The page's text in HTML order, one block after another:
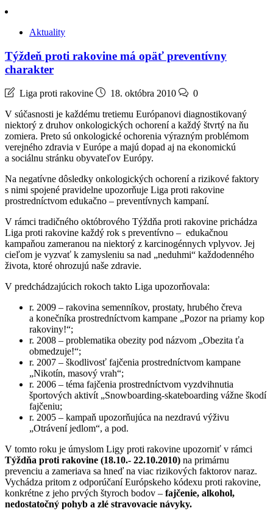
Aktuality
Týždeň proti rakovine má opäť preventívny
charakter
Liga proti rakovine 18. októbra 2010
0
V súčasnosti je každému tretiemu Európanovi diagnostikovaný
niektorý z druhov onkologických ochorení a každý štvrtý na ňu
zomiera. Preto sú onkologické ochorenia výrazným problémom
verejného zdravia v Európe a majú dopad aj na ekonomickú
a sociálnu stránku obyvateľov Európy.
Na negatívne dôsledky onkologických ochorení a rizikové faktory
s nimi spojené pravidelne upozorňuje Liga proti rakovine
prostredníctvom edukačno – preventívnych kampaní.
V rámci tradičného októbrového Týždňa proti rakovine prichádza
Liga proti rakovine každý rok s preventívno – edukačnou
kampaňou zameranou na niektorý z karcinogénnych vplyvov. Jej
cieľom je vyzvať k zamysleniu sa nad „neduhmi“ každodenného
života, ktoré ohrozujú naše zdravie.
V predchádzajúcich rokoch takto Liga upozorňovala:
r. 2009 – rakovina semenníkov, prostaty, hrubého čreva
a konečníka prostredníctvom kampane „Pozor na priamy kop
rakoviny!“;
r. 2008 – problematika obezity pod názvom „Obezita ťa
obmedzuje!“;
r. 2007 – škodlivosť fajčenia prostredníctvom kampane
„Nikotín, masový vrah“;
r. 2006 – téma fajčenia prostredníctvom vyzdvihnutia
športových aktivít „Snowboarding-skateboarding vážne škodí
fajčeniu;
r. 2005 – kampaň upozorňujúca na nezdravú výživu
„Otrávení jedlom“, a pod.
V tomto roku je úmyslom Ligy proti rakovine upozorniť v rámci
Týždňa proti rakovine (18.10.- 22.10.2010) na primárnu
prevenciu a zameriava sa hneď na viac rizikových faktorov naraz.
Vychádza pritom z odporúčaní Európskeho kódexu proti rakovine,
konkrétne z jeho prvých štyroch bodov – fajčenie, alkohol,
nedostatočný pohyb a zlé stravovacie návyky.